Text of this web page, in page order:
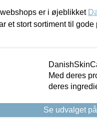
er i øjeblikket
et stort sortiment til gode
Med deres
deres
Se udvalget